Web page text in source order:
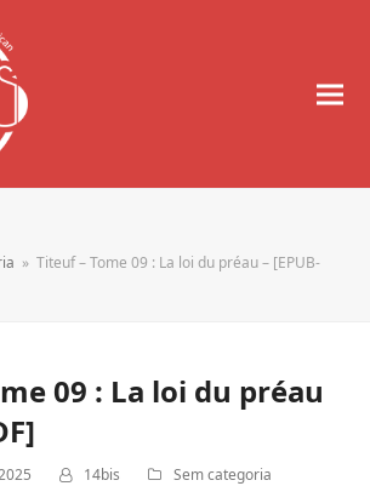
» Titeuf – Tome 09 : La loi du préau – [EPUB-
09 : La loi du préau
14bis Sem categoria